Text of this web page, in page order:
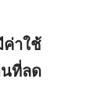
าใช้
นที่ลด